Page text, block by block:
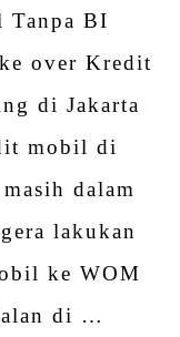
Tanpa BI
over Kredit
di Jakarta
mobil di
dalam
lakukan
ke WOM
di …